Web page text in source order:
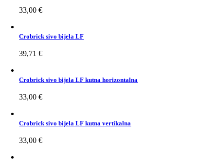
33,00€
Crobrick sivo bijela LF
39,71€
Crobrick sivo bijela LF kutna horizontalna
33,00€
Crobrick sivo bijela LF kutna vertikalna
33,00€